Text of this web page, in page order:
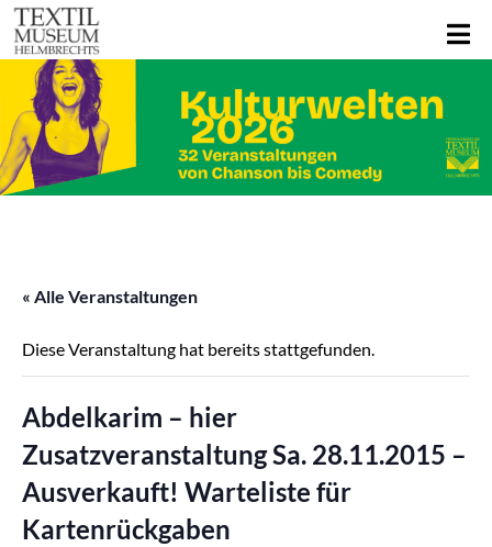
« Alle Veranstaltungen
Diese Veranstaltung hat bereits stattgefunden.
Abdelkarim – hier
Zusatzveranstaltung Sa. 28.11.2015 –
Ausverkauft! Warteliste für
Kartenrückgaben